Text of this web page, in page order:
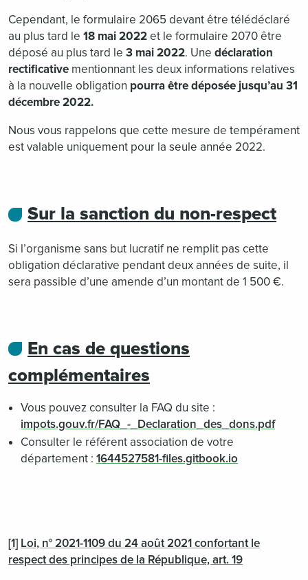
Cependant, le formulaire 2065 devant être télédéclaré
au plus tard le 18 mai 2022et le formulaire 2070 être
déposé au plus tard le 3 mai 2022. Une déclaration
rectificative mentionnant les deux informations relatives
à la nouvelle obligation pourra être déposée jusqu’au 31
décembre 2022.
Nous vous rappelons que cette mesure de tempérament
est valable uniquement pour la seule année 2022.
Sur la sanction du non-respect
Si l’organisme sans but lucratif ne remplit pas cette
obligation déclarative pendant deux années de suite, il
sera passible d’une amende d’un montant de 1 500 €.
En cas de questions
complémentaires
Vous pouvez consulter la FAQ du site :
impots.gouv.fr/FAQ_-_Declaration_des_dons.pdf
Consulter le référent association de votre
département : 1644527581-files.gitbook.io
[1] Loi, n° 2021-1109 du 24 août 2021 confortant le
respect des principes de la République, art. 19